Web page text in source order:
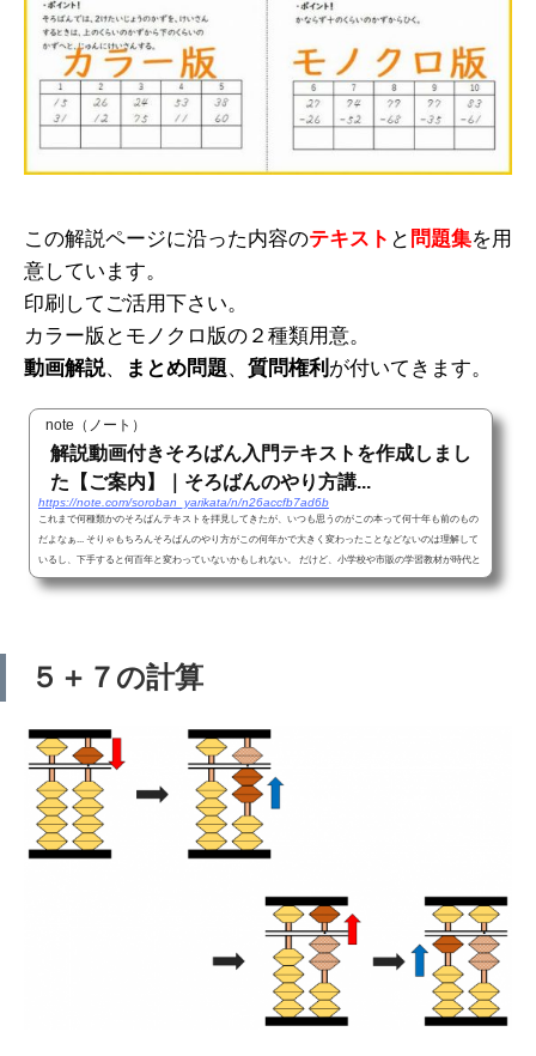
この解説ページに沿った内容のテキスト と 問題集を用
意しています。
印刷してご活用下さい。
カラー版とモノクロ版の２種類用意。
動画解説、 まとめ問題、 質問権利 が付いてきます。
note（ノート）
解説動画付きそろばん入門テキストを作成しまし
た【ご案内】｜そろばんのやり方講...
https://note.com/soroban_yarikata/n/n26accfb7ad6b
これまで何種類かのそろばんテキストを拝見してきたが、いつも思うのがこの本って何十年も前のもの
だよなぁ... そりゃもちろんそろばんのやり方がこの何年かで大きく変わったことなどないのは理解して
いるし、下手すると何百年と変わっていないかもしれない。 だけど、小学校や市販の学習教材が時代と
共により分かりやすく変化しているのに対し、そろばんのテキストを見ていると昭和感をふんだんに味
５＋７の計算